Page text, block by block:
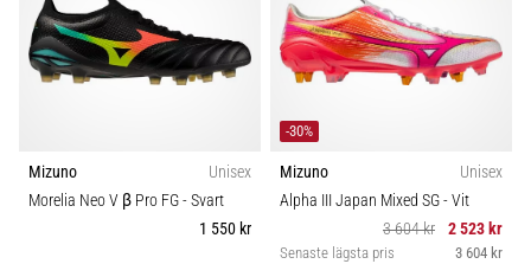
Mizuno
Unisex
Morelia Neo V β Pro FG- Svart
1 550 kr
-30%
Mizuno
Unisex
Alpha III Japan Mixed SG- Vit
3 604 kr
2 523 kr
Senaste lägsta pris 3 604 kr